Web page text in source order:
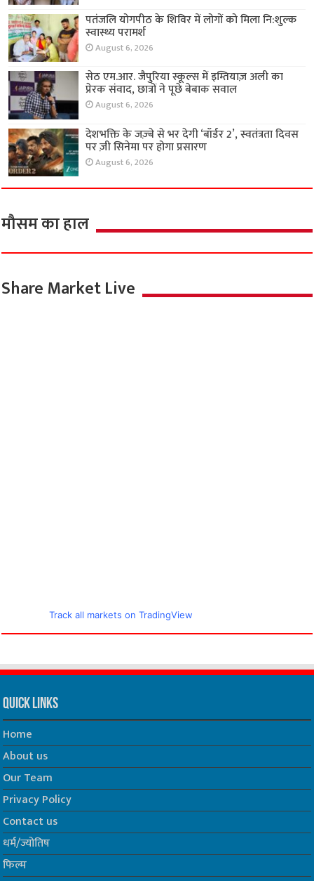
पतंजलि योगपीठ के शिविर में लोगों को मिला नि:शुल्क
स्वास्थ्य परामर्श
August 6, 2026
सेठ एम.आर. जैपुरिया स्कूल्स में इम्तियाज़ अली का
प्रेरक संवाद, छात्रों ने पूछे बेबाक सवाल
August 6, 2026
देशभक्ति के जज़्बे से भर देगी ‘बॉर्डर 2’, स्वतंत्रता दिवस
पर ज़ी सिनेमा पर होगा प्रसारण
August 6, 2026
मौसम का हाल
Share Market Live
Track all markets on TradingView
Quick Links
Home
About us
Our Team
Privacy Policy
Contact us
धर्म/ज्योतिष
फिल्म